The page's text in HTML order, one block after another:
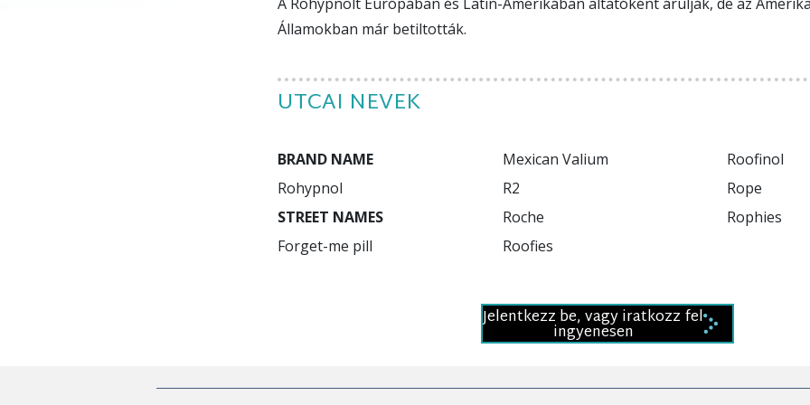
Államokban már betiltották.
UTCAI NEVEK
BRAND NAME
STREET NAMES
Forget-me pill
Mexican Valium
R2
Roofies
Roofinol
Rope
Jelentkezz be, vagy iratkozz fel
ingyenesen